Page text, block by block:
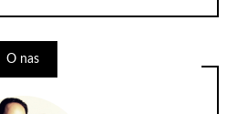
O nas